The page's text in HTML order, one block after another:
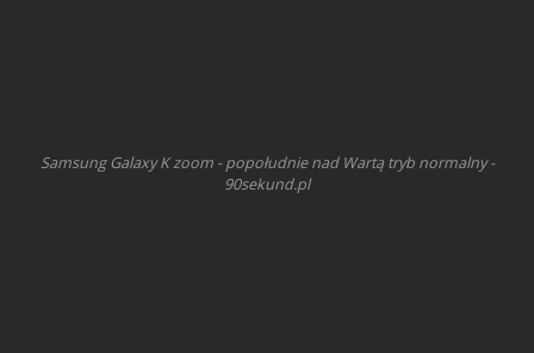
Samsung Galaxy K zoom - popołudnie nad Wartą tryb normalny -
90sekund.pl